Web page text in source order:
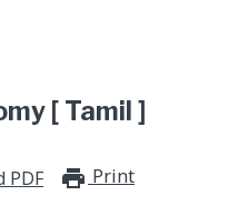
[ Tamil ]
PDF Print